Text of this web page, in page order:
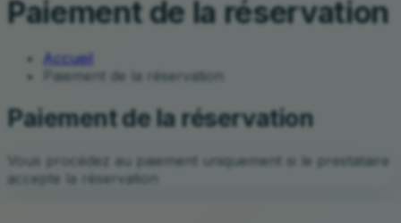
Paiement de la réservation
Accueil
Paiement de la réservation
Paiement de la réservation
Vous procédez au paiement uniquement si le prestataire
accepte la réservation